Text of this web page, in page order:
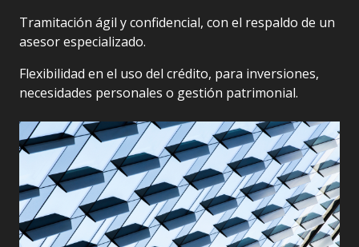
Tramitación ágil y confidencial, con el respaldo de un
asesor especializado.
Flexibilidad en el uso del crédito, para inversiones,
necesidades personales o gestión patrimonial.